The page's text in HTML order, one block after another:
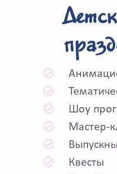
Шоу
Мастер-
Квесты